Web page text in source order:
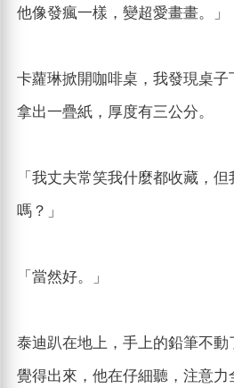
他像發瘋一樣，變超愛畫畫。」
卡蘿琳掀開咖啡桌，我發現桌
拿出一疊紙，厚度有三公分。
「我丈夫常笑我什麼都收藏，
嗎？」
「當然好。」
泰迪趴在地上，手上的鉛筆不
覺得出來，他在仔細聽，注意力